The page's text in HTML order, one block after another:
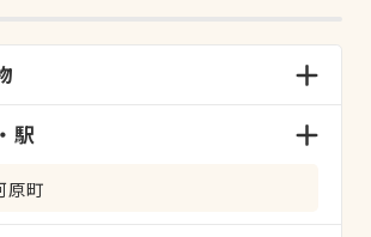
駅
原町